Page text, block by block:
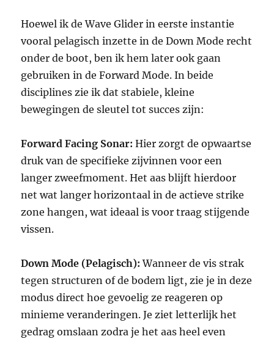
Hoewel ik de Wave Glider in eerste instantie
vooral pelagisch inzette in de Down Mode recht
onder de boot, ben ik hem later ook gaan
gebruiken in de Forward Mode. In beide
disciplines zie ik dat stabiele, kleine
bewegingen de sleutel tot succes zijn:
Forward Facing Sonar: Hier zorgt de opwaartse
druk van de specifieke zijvinnen voor een
langer zweefmoment. Het aas blijft hierdoor
net wat langer horizontaal in de actieve strike
zone hangen, wat ideaal is voor traag stijgende
vissen.
Down Mode (Pelagisch): Wanneer de vis strak
tegen structuren of de bodem ligt, zie je in deze
modus direct hoe gevoelig ze reageren op
minieme veranderingen. Je ziet letterlijk het
gedrag omslaan zodra je het aas heel even